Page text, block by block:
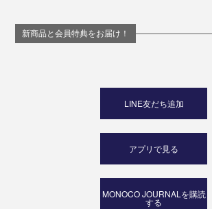
新商品と会員特典をお届け！
LINE友だち追加
アプリで見る
MONOCO JOURNALを購読
する